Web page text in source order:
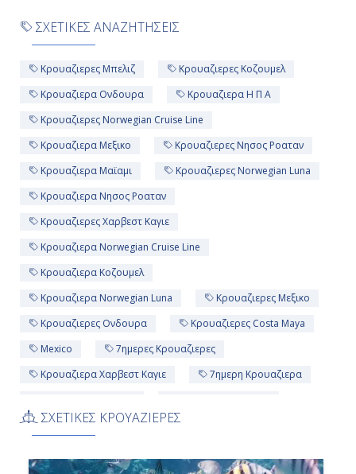
ΣΧΕΤΙΚΕΣ ΑΝΑΖΗΤΗΣΕΙΣ
Κρουαζιερες Μπελιζ
Κρουαζιερες Κοζουμελ
Κρουαζιερα Ονδουρα
Κρουαζιερα Η Π Α
Κρουαζιερες Norwegian Cruise Line
Κρουαζιερα Μεξικο
Κρουαζιερες Νησος Ροαταν
Κρουαζιερα Μαϊαμι
Κρουαζιερες Norwegian Luna
Κρουαζιερα Νησος Ροαταν
Κρουαζιερες Χαρβεστ Καγιε
Κρουαζιερα Norwegian Cruise Line
Κρουαζιερα Κοζουμελ
Κρουαζιερα Norwegian Luna
Κρουαζιερες Μεξικο
Κρουαζιερες Ονδουρα
Κρουαζιερες Costa Maya
Mexico
7ημερες Κρουαζιερες
Κρουαζιερα Χαρβεστ Καγιε
7ημερη Κρουαζιερα
Κρουαζιερες Η Π Α
Κρουαζιερα Costa Maya
ΣΧΕΤΙΚΕΣ ΚΡΟΥΑΖΙΕΡΕΣ